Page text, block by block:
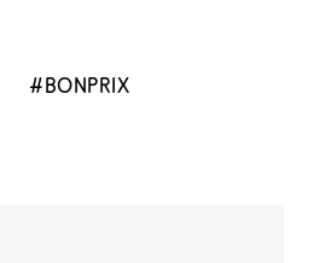
#BONPRIX